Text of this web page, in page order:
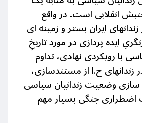
انقلابی است.در واقع
ایران بستر و زمینه ای
ایده پردازی در مورد تاریخِ
با رویکردی نهادی، تداوم
ح.ا از مستندسازی،
سازی وضعیت زندانیان سیاسی
اضطراریجنگیبسیار مهم